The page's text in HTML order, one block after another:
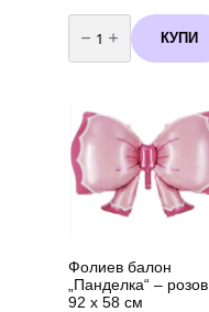
количество
за
Двупластови
салфетки
33
см,
12
броя
КУПИ
Фолиев балон
„Панделка“ – розов
92 х 58 см